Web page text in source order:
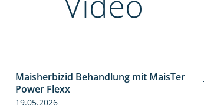
Maisherbizid Behandlung mit MaisTer
Power Flexx
19.05.2026